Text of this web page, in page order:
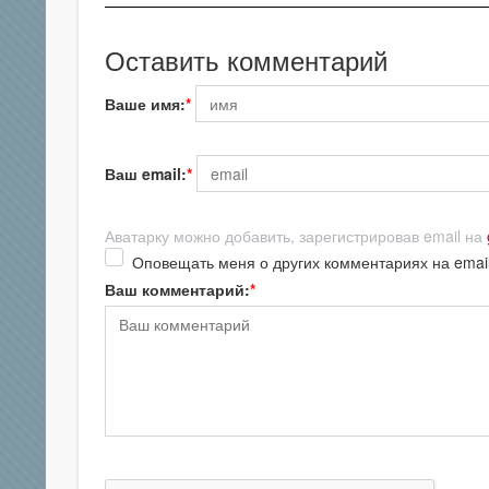
Оставить комментарий
Ваше имя:
Ваш email:
Аватарку можно добавить, зарегистрировав email на
Оповещать меня о других комментариях на email
Ваш комментарий: